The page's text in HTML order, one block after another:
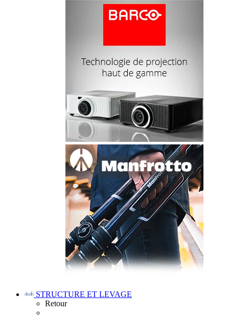
STRUCTURE ET LEVAGE
Retour